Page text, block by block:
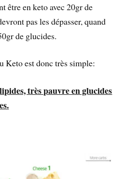
être en keto avec 20gr de
pas les dépasser, quand
de glucides.
Keto est donc très simple:
très pauvre en glucides